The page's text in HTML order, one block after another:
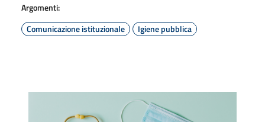
Argomenti:
Comunicazione istituzionale
Igiene pubblica